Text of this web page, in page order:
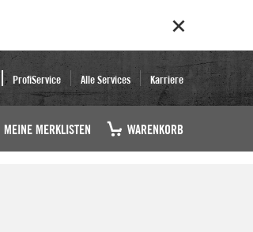
ProfiService Alle Services Karriere
MEINE MERKLISTEN WARENKORB